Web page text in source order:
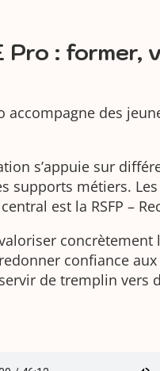
Pro : former,
accompagne des
s’appuie sur
supports métiers.
est la RSFP –
concrètement
confiance
de tremplin vers